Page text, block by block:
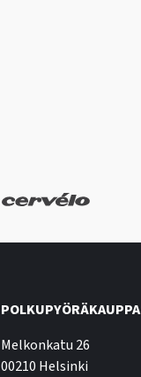
POLKUPYÖRÄKAUPPA
Melkonkatu 26
00210 Helsinki